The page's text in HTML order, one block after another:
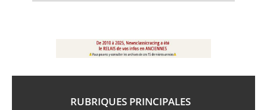
RUBRIQUES PRINCIPALES